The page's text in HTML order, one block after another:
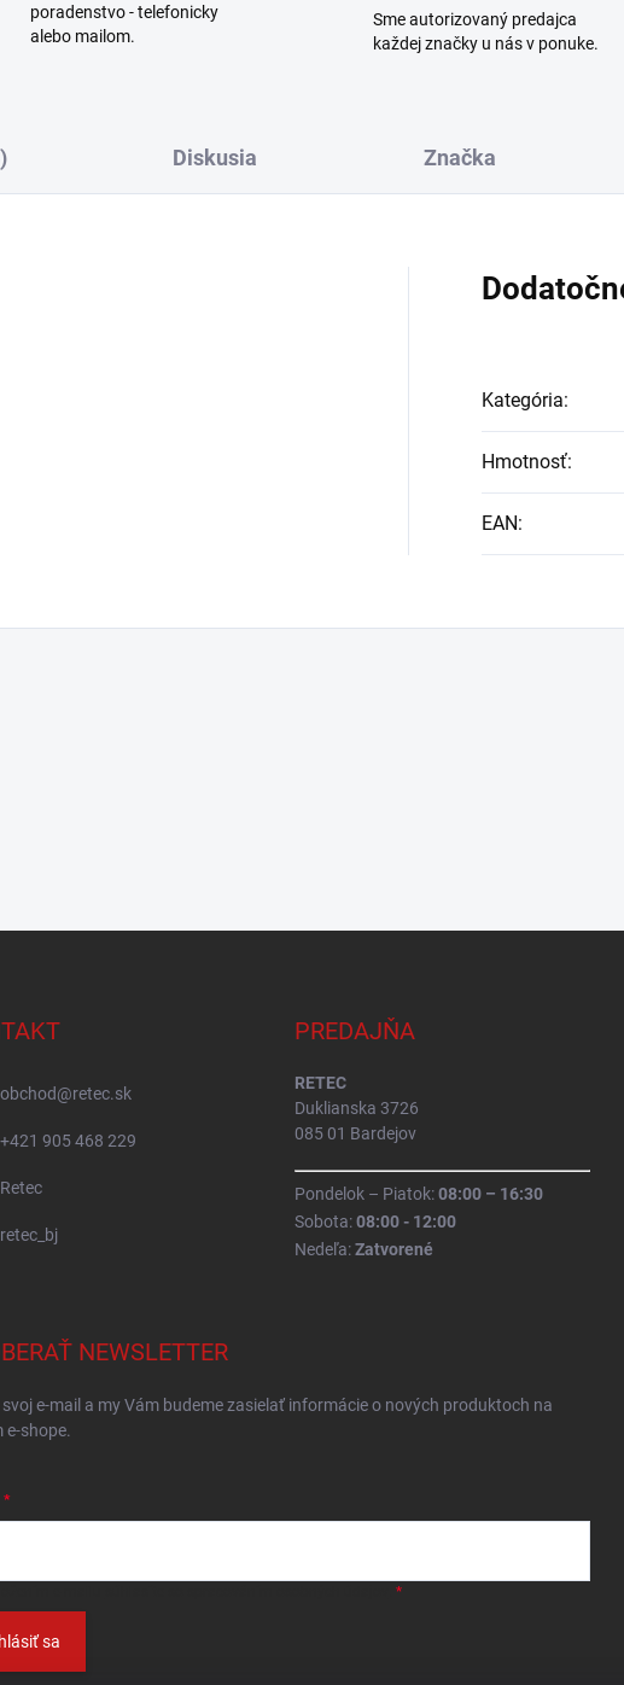
poradenstvo - telefonicky
alebo mailom.
Sme autorizovaný predajca
každej značky u nás v ponuke.
Diskusia Značka
Kategória:
Hmotnosť:
EAN:
obchod@retec.sk
+421 905 468 229
Retec
retec_bj
PREDAJŇA
RETEC
Duklianska 3726
085 01 Bardejov
Pondelok – Piatok:08:00 – 16:30
Sobota:08:00 - 12:00
Nedeľa:Zatvorené
NEWSLETTER
e-mail a my Vám budeme zasielať informácie o nových produktoch na
e-shope.
sa